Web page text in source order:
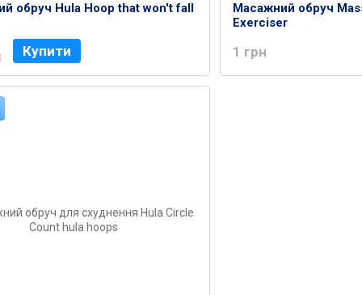
обруч Hula Hoop that won't fall
Купити
Масажний обруч
Exerciser
1 грн